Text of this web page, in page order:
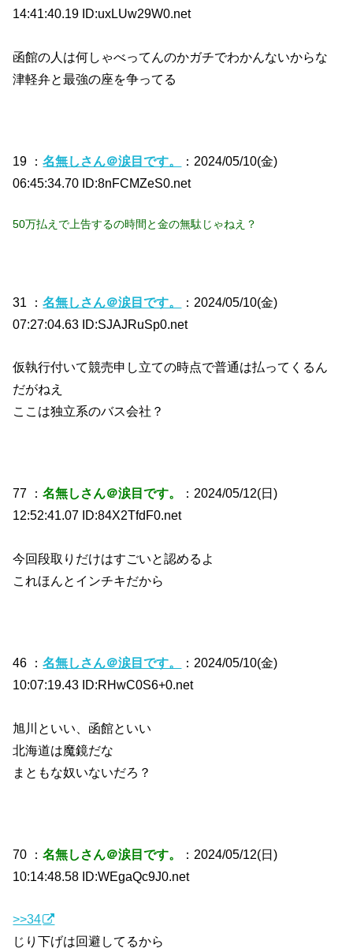
14:41:40.19 ID:uxLUw29W0.net
函館の人は何しゃべってんのかガチでわかんないからな
津軽弁と最強の座を争ってる
19 ：名無しさん＠涙目です。
：2024/05/10(金)
06:45:34.70 ID:8nFCMZeS0.net
50万払えで上告するの時間と金の無駄じゃねえ？
31 ：名無しさん＠涙目です。
：2024/05/10(金)
07:27:04.63 ID:SJAJRuSp0.net
仮執行付いて競売申し立ての時点で普通は払ってくるん
だがねえ
ここは独立系のバス会社？
77 ：名無しさん＠涙目です。
：2024/05/12(日)
12:52:41.07 ID:84X2TfdF0.net
今回段取りだけはすごいと認めるよ
これほんとインチキだから
46 ：名無しさん＠涙目です。
：2024/05/10(金)
10:07:19.43 ID:RHwC0S6+0.net
旭川といい、函館といい
北海道は魔鏡だな
まともな奴いないだろ？
70 ：名無しさん＠涙目です。
：2024/05/12(日)
10:14:48.58 ID:WEgaQc9J0.net
>>34
じり下げは回避してるから